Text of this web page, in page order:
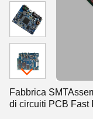
Fabbrica
di circuiti PCB Fast